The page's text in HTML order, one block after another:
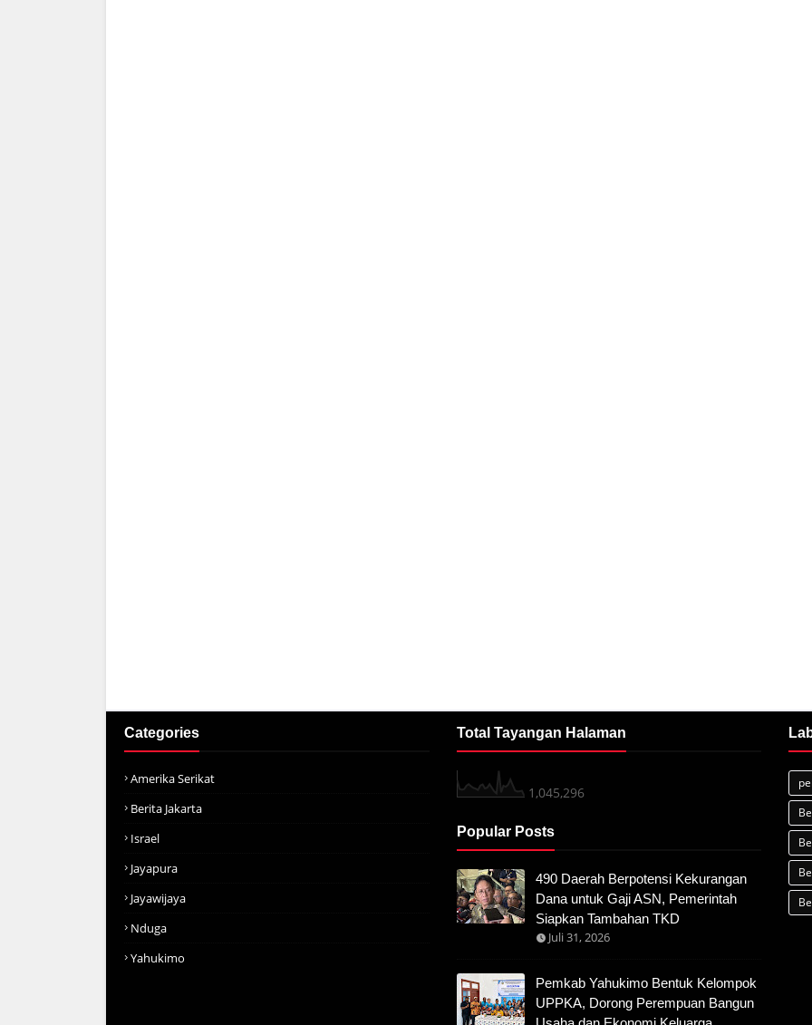
Categories
Amerika Serikat
Berita Jakarta
Israel
Jayapura
Jayawijaya
Nduga
Yahukimo
Total Tayangan Halaman
1,045,296
Popular Posts
490 Daerah Berpotensi Kekurangan
Dana untuk Gaji ASN, Pemerintah
Siapkan Tambahan TKD
Juli 31, 2026
Pemkab Yahukimo Bentuk Kelompok
UPPKA, Dorong Perempuan Bangun